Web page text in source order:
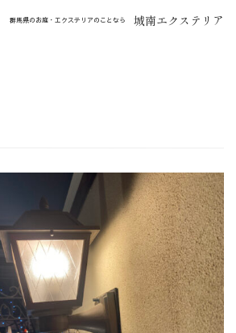
群馬県のお庭・エクステリアのことなら 城南エクステリア